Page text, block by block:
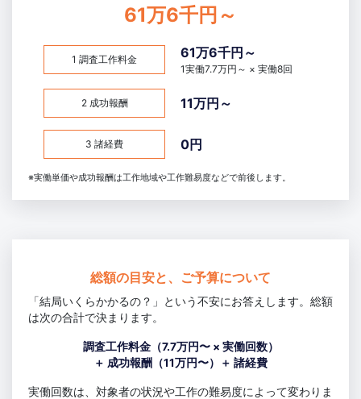
61万6千円～
1 調査工作料金 61万6千円～
1実働7.7万円～ × 実働8回
2 成功報酬 11万円～
3 諸経費 0円
※実働単価や成功報酬は工作地域や工作難易度などで前後します。
総額の目安と、ご予算について
「結局いくらかかるの？」という不安にお答えします。総額
は次の合計で決まります。
調査工作料金（7.7万円〜 × 実働回数）
＋ 成功報酬（11万円〜）＋ 諸経費
実働回数は、対象者の状況や工作の難易度によって変わりま